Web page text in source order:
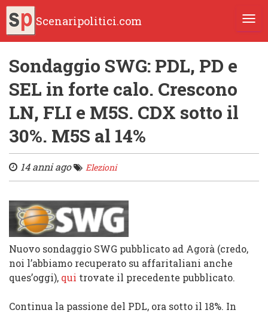
Scenaripolitici.com
Sondaggio SWG: PDL, PD e
SEL in forte calo. Crescono
LN, FLI e M5S. CDX sotto il
30%. M5S al 14%
14 anni ago Elezioni
Nuovo sondaggio SWG pubblicato ad Agorà (credo,
noi l’abbiamo recuperato su affaritaliani anche
ques’oggi), qui trovate il precedente pubblicato.
Continua la passione del PDL, ora sotto il 18%. In